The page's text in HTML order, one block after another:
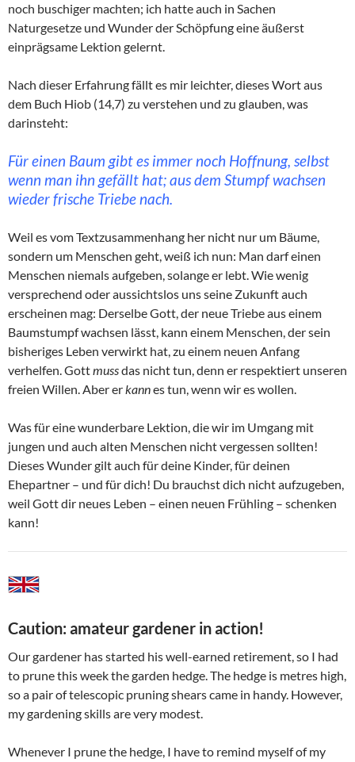
noch buschiger machten; ich hatte auch in Sachen
Naturgesetze und Wunder der Schöpfung eine äußerst
einprägsame Lektion gelernt.
Nach dieser Erfahrung fällt es mir leichter, dieses Wort aus
dem Buch Hiob (14,7) zu verstehen und zu glauben, was
darinsteht:
Für einen Baum gibt es immer noch Hoffnung, selbst
wenn man ihn gefällt hat; aus dem Stumpf wachsen
wieder frische Triebe nach.
Weil es vom Textzusammenhang her nicht nur um Bäume,
sondern um Menschen geht, weiß ich nun: Man darf einen
Menschen niemals aufgeben, solange er lebt. Wie wenig
versprechend oder aussichtslos uns seine Zukunft auch
erscheinen mag: Derselbe Gott, der neue Triebe aus einem
Baumstumpf wachsen lässt, kann einem Menschen, der sein
bisheriges Leben verwirkt hat, zu einem neuen Anfang
verhelfen. Gottmussdas nicht tun, denn er respektiert unseren
freien Willen. Aber erkannes tun, wenn wir es wollen.
Was für eine wunderbare Lektion, die wir im Umgang mit
jungen und auch alten Menschen nicht vergessen sollten!
Dieses Wunder gilt auch für deine Kinder, für deinen
Ehepartner – und für dich! Du brauchst dich nicht aufzugeben,
weil Gott dir neues Leben – einen neuen Frühling – schenken
kann!
Caution: amateur gardener in action!
Our gardener has started his well-earned retirement, so I had
to prune this week the garden hedge. The hedge is metres high,
so a pair of telescopic pruning shears came in handy. However,
my gardening skills are very modest.
Whenever I prune the hedge, I have to remind myself of my